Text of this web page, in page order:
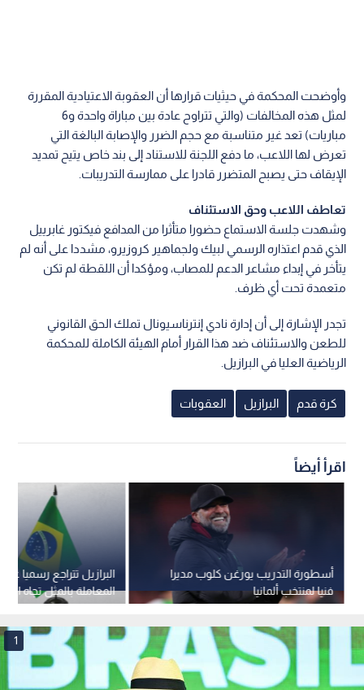
وأوضحت المحكمة في حيثيات قرارها أن العقوبة الاعتيادية المقررة
لمثل هذه المخالفات (والتي تتراوح عادة بين مباراة واحدة و6
مباريات) تعد غير متناسبة مع حجم الضرر والإصابة البالغة التي
تعرض لها اللاعب، ما دفع اللجنة للاستناد إلى بند خاص يتيح تمديد
الإيقاف حتى يصبح المتضرر قادرا على ممارسة التدريبات.
تعاطف اللاعب وحق الاستئناف
وشهدت جلسة الاستماع حضورا متأثرا من المدافع فيكتور غابرييل
الذي قدم اعتذاره الرسمي لبيك ولجماهير كروزيرو، مشددا على أنه لم
يتأخر في إبداء مشاعر الدعم للمصاب، ومؤكدا أن اللقطة لم تكن
متعمدة تحت أي ظرف.
تجدر الإشارة إلى أن إدارة نادي إنترناسيونال تملك الحق القانوني
للطعن والاستئناف ضد هذا القرار أمام الهيئة الكاملة للمحكمة
الرياضية العليا في البرازيل.
كرة قدم البرازيل العقوبات
اقرأ أيضاً
البرازيل تتراجع رسميا عن
المعاملة بالمثل تجاه
الأمريكية
أسطورة التدريب يورغن كلوب مديرا
فنيا لمنتخب ألمانيا
1